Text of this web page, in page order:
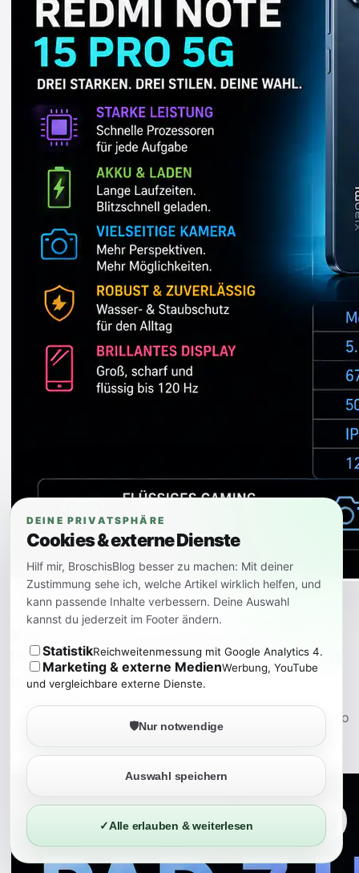
Mehr lesen
Pro+: Welches Xiaomi-Handy passt
besser?
Xiaomi 15T, Redmi Note 15 Pro+ und Redmi Note 15 Pro
5G liegen preislich und technisch nah beieinander.
Dieser Vergleich zeigt, welches Modell für Leistung,
DEINE PRIVATSPHÄRE
Cookies & externe Dienste
Hilf mir, BroschisBlog besser zu machen: Mit deiner
Zustimmung sehe ich, welche Artikel wirklich helfen, und
kann passende Inhalte verbessern. Deine Auswahl
kannst du jederzeit im Footer ändern.
StatistikReichweitenmessung mit Google Analytics 4.
Marketing & externe MedienWerbung, YouTube
und vergleichbare externe Dienste.
🛡️Nur notwendige
Auswahl speichern
✓Alle erlauben & weiterlesen